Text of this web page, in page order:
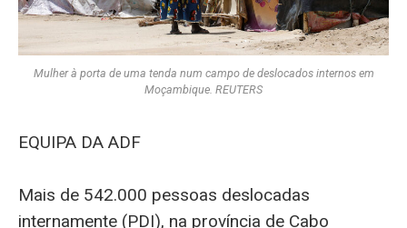
Mulher à porta de uma tenda num campo de deslocados internos em
Moçambique. REUTERS
EQUIPA DA ADF
Mais de 542.000 pessoas deslocadas
internamente (PDI), na província de Cabo